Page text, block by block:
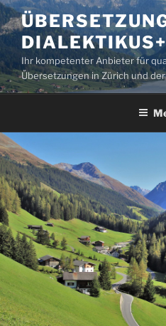
Zum
Inhalt
springen
Ihr kompetenter Anbieter für
Übersetzungen in Zürich und